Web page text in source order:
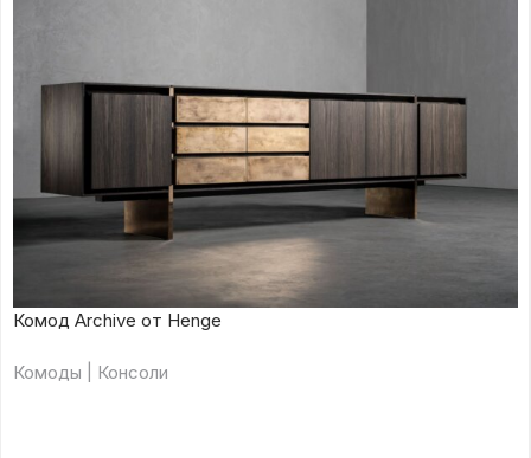
Комод Archive от Henge
Комоды | Консоли